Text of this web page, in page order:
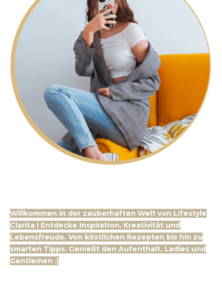
Willkommen in der zauberhaften Welt von Lifestyle
Clarita ! Entdecke Inspiration, Kreativität und
Lebensfreude. Von köstlichen Rezepten bis hin zu
smarten Tipps. Genießt den Aufenthalt, Ladies und
Gentlemen :)